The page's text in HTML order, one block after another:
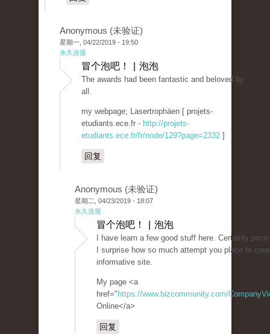
Anonymous (未验证)
星期一, 04/22/2019 - 19:50
永久连接
冒个泡吧！ | 泡泡
The awards had been fantastic and beloved by
all.
my webpage; Lasertrophäen [ projets-
etudiants.ece.fr - http://projets-
etudiants.ece.fr/fr/node/129?page=2332 ]
回复
Anonymous (未验证)
星期二, 04/23/2019 - 18:07
永久连接
冒个泡吧！ | 泡泡
I have learn a few good stuff here. Certainly
I surprise how so much attempt you place to
informative site.
My page <a
href=" https://www.bizcommunity.com/
Online</a>
回复